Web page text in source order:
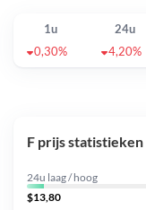
1u 24u
0,30%
4,20%
F prijs statistieken
24u laag / hoog
$13,80